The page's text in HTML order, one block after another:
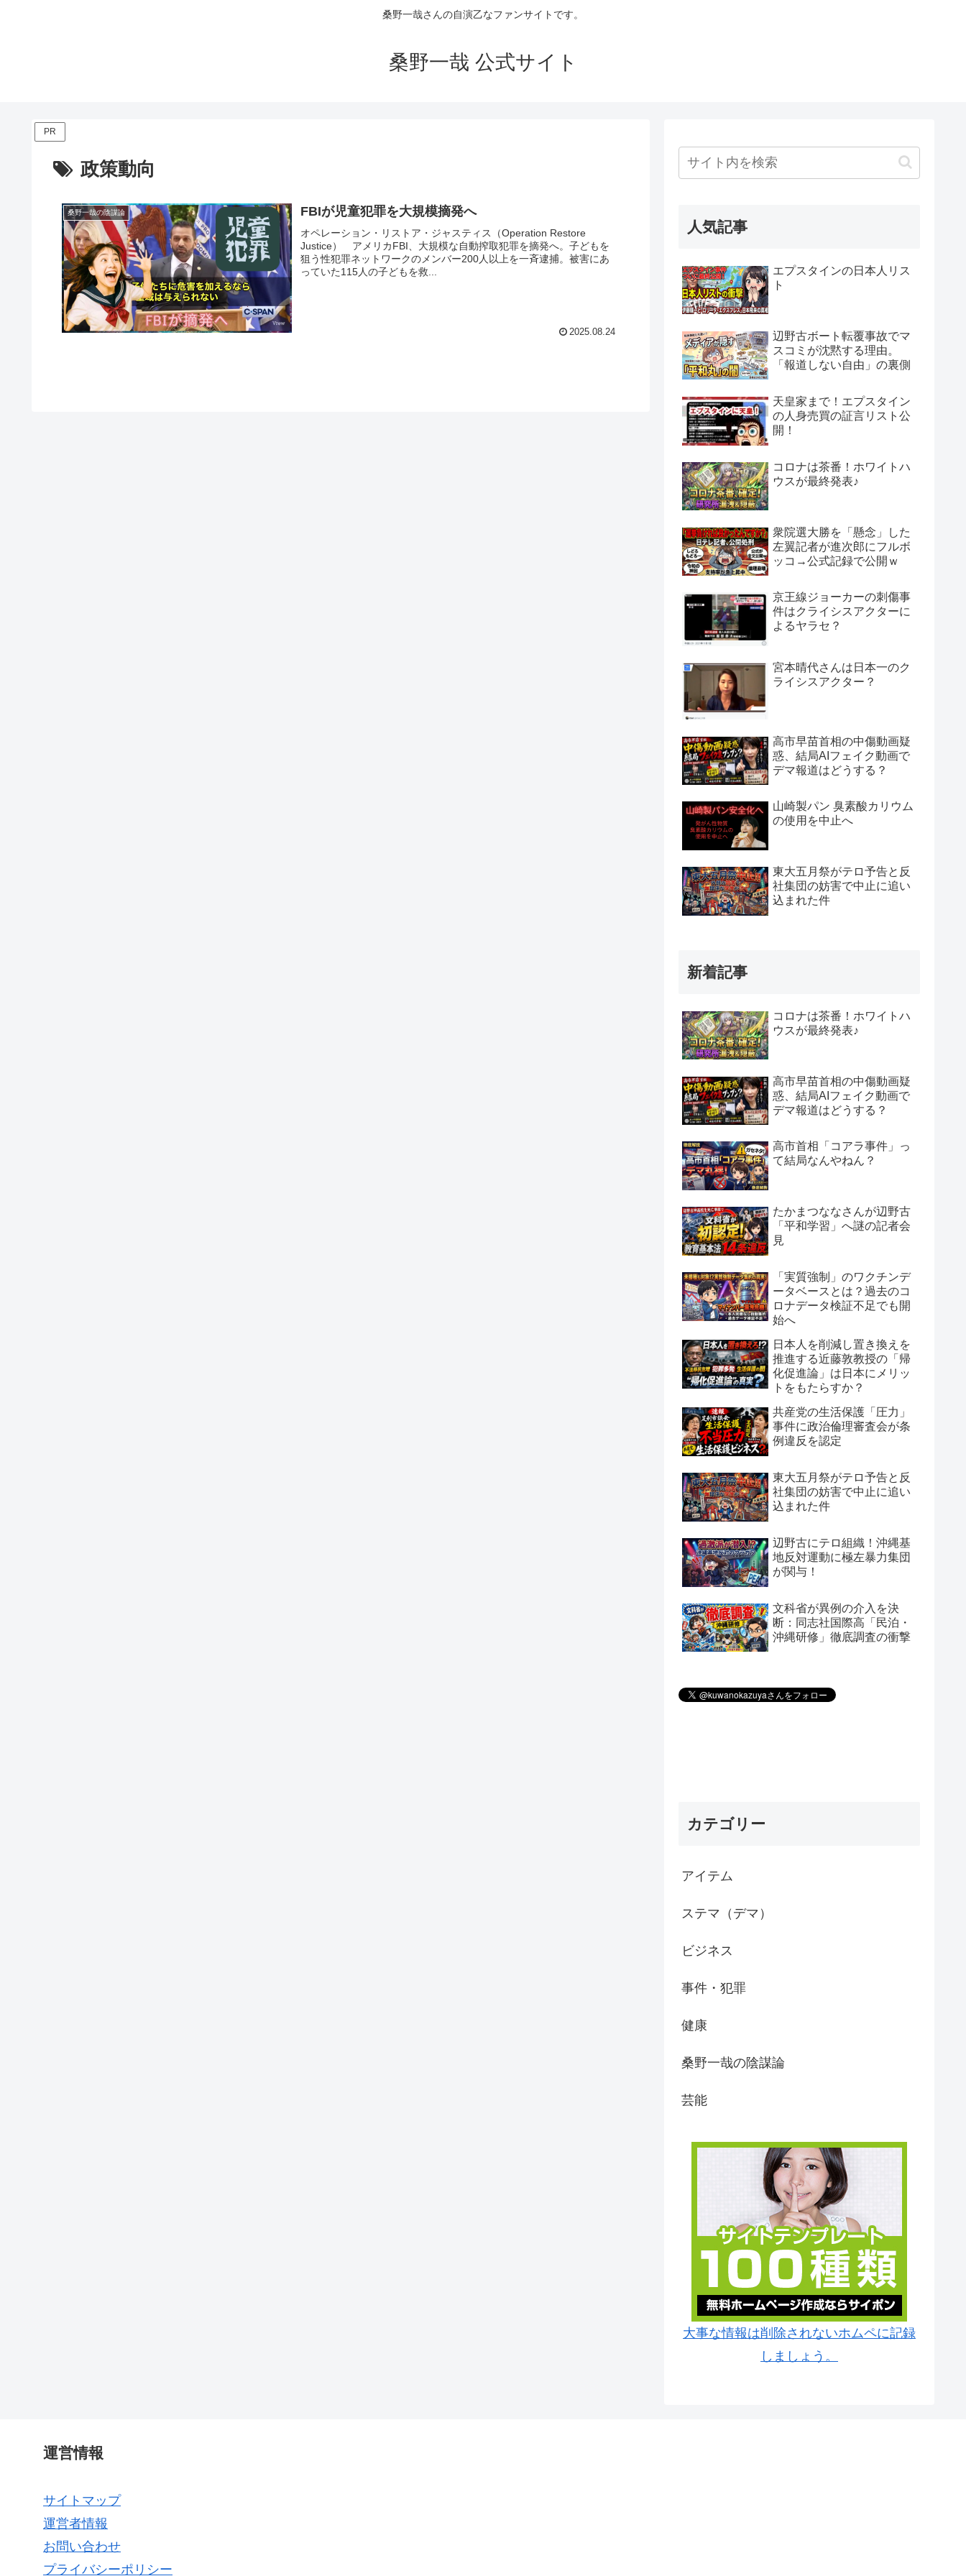
桑野一哉さんの自演乙なファンサイトです。
桑野一哉 公式サイト
PR
政策動向
桑野一哉の陰謀論 FBIが児童犯罪を大規模摘発へ
オペレーション・リストア・ジャスティス（Operation Restore
Justice） アメリカFBI、大規模な自動搾取犯罪を摘発へ。子どもを
狙う性犯罪ネットワークのメンバー200人以上を一斉逮捕。被害にあ
っていた115人の子どもを救...
2025.08.24
人気記事
エプスタインの日本人リス
ト
辺野古ボート転覆事故でマ
スコミが沈黙する理由。
「報道しない自由」の裏側
天皇家まで！エプスタイン
の人身売買の証言リスト公
開！
コロナは茶番！ホワイトハ
ウスが最終発表♪
衆院選大勝を「懸念」した
左翼記者が進次郎にフルボ
ッコ→公式記録で公開ｗ
京王線ジョーカーの刺傷事
件はクライシスアクターに
よるヤラセ？
宮本晴代さんは日本一のク
ライシスアクター？
高市早苗首相の中傷動画疑
惑、結局AIフェイク動画で
デマ報道はどうする？
山崎製パン 臭素酸カリウム
の使用を中止へ
東大五月祭がテロ予告と反
社集団の妨害で中止に追い
込まれた件
新着記事
コロナは茶番！ホワイトハ
ウスが最終発表♪
高市早苗首相の中傷動画疑
惑、結局AIフェイク動画で
デマ報道はどうする？
高市首相「コアラ事件」っ
て結局なんやねん？
たかまつななさんが辺野古
「平和学習」へ謎の記者会
見
「実質強制」のワクチンデ
ータベースとは？過去のコ
ロナデータ検証不足でも開
始へ
日本人を削減し置き換えを
推進する近藤敦教授の「帰
化促進論」は日本にメリッ
トをもたらすか？
共産党の生活保護「圧力」
事件に政治倫理審査会が条
例違反を認定
東大五月祭がテロ予告と反
社集団の妨害で中止に追い
込まれた件
辺野古にテロ組織！沖縄基
地反対運動に極左暴力集団
が関与！
文科省が異例の介入を決
断：同志社国際高「民泊・
沖縄研修」徹底調査の衝撃
カテゴリー
アイテム
ステマ（デマ）
ビジネス
事件・犯罪
健康
桑野一哉の陰謀論
芸能
大事な情報は削除されないホムペに記録
しましょう。
運営情報
サイトマップ
運営者情報
お問い合わせ
プライバシーポリシー